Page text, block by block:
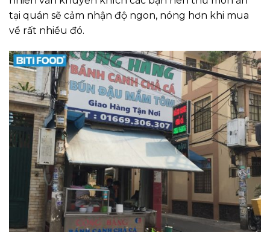
tại quán sẽ cảm nhận độ ngon, nóng hơn khi mua
về rất nhiều đó.